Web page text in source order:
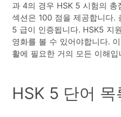
과 4의 경우 HSK 5 시험의
섹션은 100 점을 제공합니다.
5 급이 인증됩니다. HSK5 지
영화를 볼 수 있어야합니다.
활에 필요한 거의 모든 이해입
HSK 5 단어 목